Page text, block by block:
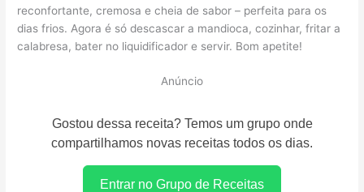
reconfortante, cremosa e cheia de sabor – perfeita para os
dias frios. Agora é só descascar a mandioca, cozinhar, fritar a
calabresa, bater no liquidificador e servir. Bom apetite!
Anúncio
Gostou dessa receita? Temos um grupo onde
compartilhamos novas receitas todos os dias.
Entrar no Grupo de Receitas